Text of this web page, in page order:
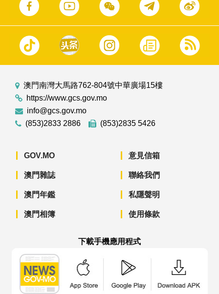
澳門南灣大馬路762-804號中華廣場15樓
https://www.gcs.gov.mo
info@gcs.gov.mo
(853)2833 2886
(853)2835 5426
GOV.MO
澳門雜誌
澳門年鑑
澳門相簿
意見信箱
聯絡我們
私隱聲明
使用條款
下載手機應用程式